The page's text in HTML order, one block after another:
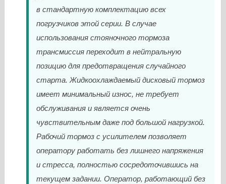
в стандартную комплектацию всех
погрузчиков этой серии. В случае
использования стояночного тормоза
трансмиссия переходит в нейтральную
позицию для предотвращения случайного
старта. Жидкоохлаждаемый дисковый тормоз
имеет минимальный износ, не требует
обслуживания и является очень
чувствительным даже под большой нагрузкой.
Рабочий тормоз с усилителем позволяет
оператору работать без лишнего напряжения
и стресса, полностью сосредоточившись на
текущем задании. Оператор, работающий без